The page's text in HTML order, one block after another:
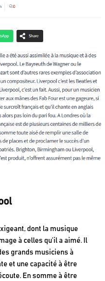
dont la musique
à celles qu’il a aimé. Il
grands musiciens à
et une capacité à être
En somme à être